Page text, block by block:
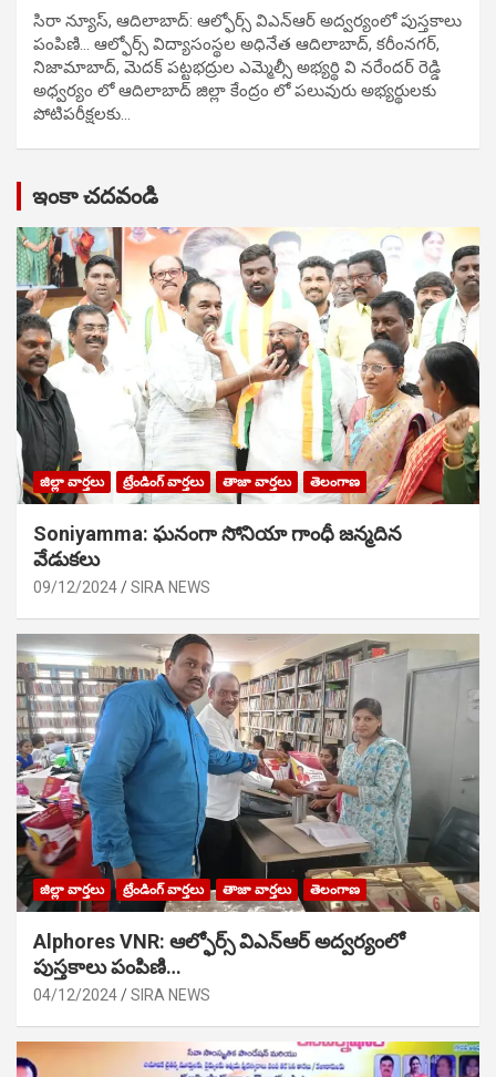
సిరా న్యూస్, ఆదిలాబాద్: ఆల్ఫోర్స్ విఎన్ఆర్ అద్వర్యంలో పుస్తకాలు
పంపిణి… ఆల్ఫోర్స్ విద్యాసంస్థల అధినేత ఆదిలాబాద్, కరీంనగర్,
నిజామాబాద్, మెదక్ పట్టభద్రుల ఎమ్మెల్సీ అభ్యర్థి వి నరేందర్ రెడ్డి
అధ్వర్యం లో ఆదిలాబాద్ జిల్లా కేంద్రం లో పలువురు అభ్యర్థులకు
పోటిప‌రీక్ష‌ల‌కు…
ఇంకా చదవండి
జిల్లా వార్తలు ట్రేండింగ్ వార్తలు తాజా వార్తలు తెలంగాణ
Soniyamma: ఘ‌నంగా సోనియా గాంధీ జ‌న్మ‌దిన
వేడుక‌లు
09/12/2024 SIRA NEWS
జిల్లా వార్తలు ట్రేండింగ్ వార్తలు తాజా వార్తలు తెలంగాణ
Alphores VNR: ఆల్ఫోర్స్ విఎన్ఆర్ అద్వర్యంలో
పుస్తకాలు పంపిణి…
04/12/2024 SIRA NEWS